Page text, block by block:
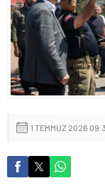
1 TEMMUZ 2026